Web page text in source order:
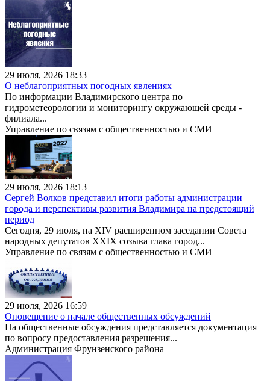
29 июля, 2026 18:33
О неблагоприятных погодных явлениях
По информации Владимирского центра по
гидрометеорологии и мониторингу окружающей среды -
филиала...
Управление по связям с общественностью и СМИ
29 июля, 2026 18:13
Сергей Волков представил итоги работы администрации
города и перспективы развития Владимира на предстоящий
период
Сегодня, 29 июля, на XIV расширенном заседании Совета
народных депутатов XXIX созыва глава город...
Управление по связям с общественностью и СМИ
29 июля, 2026 16:59
Оповещение о начале общественных обсуждений
На общественные обсуждения представляется документация
по вопросу предоставления разрешения...
Администрация Фрунзенского района